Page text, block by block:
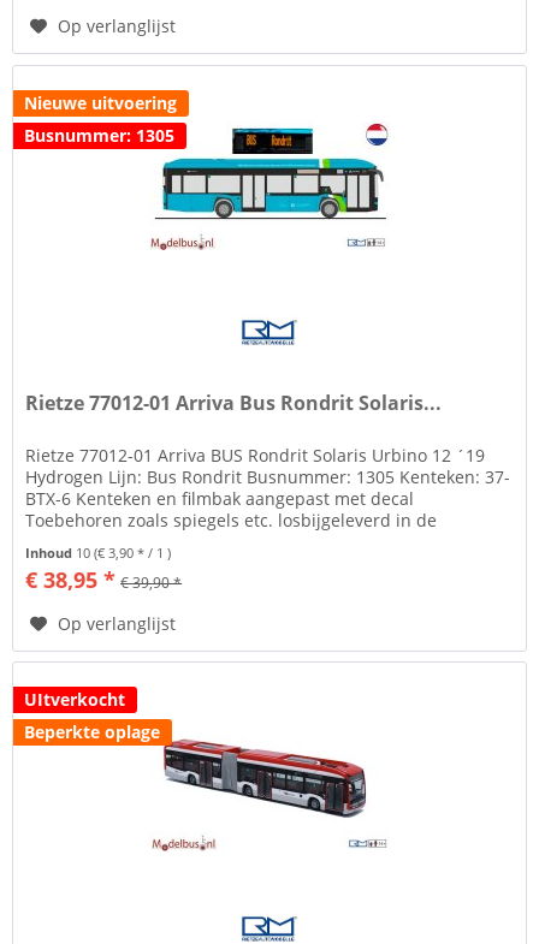
Op verlanglijst
Nieuwe uitvoering
Busnummer: 1305
Rietze 77012-01 Arriva Bus Rondrit Solaris...
Rietze 77012-01 Arriva BUS Rondrit Solaris Urbino 12 ´19
Hydrogen Lijn: Bus Rondrit Busnummer: 1305 Kenteken: 37-
BTX-6 Kenteken en filmbak aangepast met decal
Toebehoren zoals spiegels etc. losbijgeleverd in de
Inhoud 10(€ 3,90 * / 1 )
€ 38,95 * € 39,90 *
Op verlanglijst
UItverkocht
Beperkte oplage